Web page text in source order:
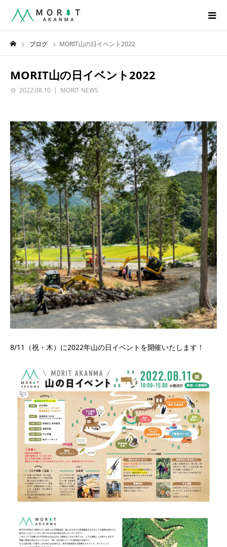
ブログ MORIT山の日イベント2022
MORIT山の日イベント2022
2022.08.10 MORIT NEWS
8/11（祝・木）に2022年山の日イベントを開催いたします！